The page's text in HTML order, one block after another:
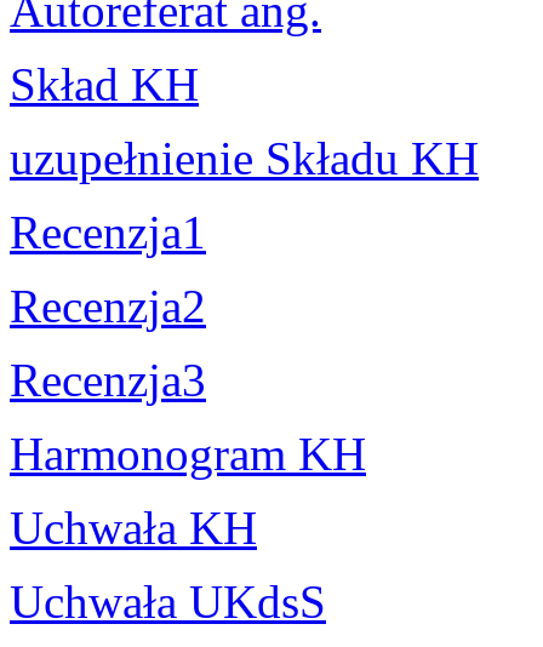
Skład KH
uzupełnienie Składu KH
Recenzja1
Recenzja2
Recenzja3
Harmonogram KH
Uchwała KH
Uchwała UKdsS